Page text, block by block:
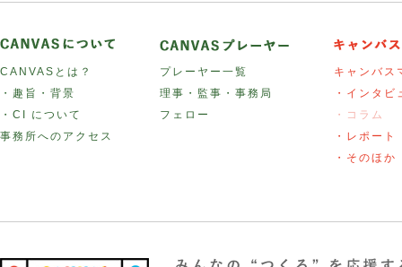
CANVASとは？
・趣旨・背景
・CI について
事務所へのアクセス
プレーヤー一覧
理事・監事・事務局
フェロー
キャンバス
・インタビ
・コラム
・レポート
・そのほか